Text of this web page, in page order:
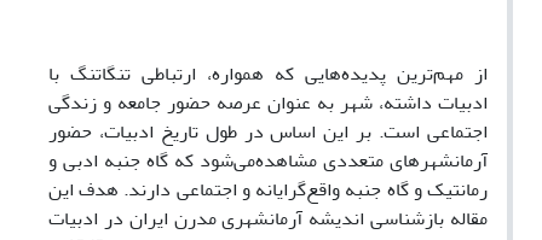
از مهم‌ترین پدیده‌هایی که همواره، ارتباطی تنگاتنگ با
ادبیات داشته، شهر به عنوان عرصه حضور جامعه و زندگی
اجتماعی است. بر این اساس در طول تاریخ ادبیات، حضور
آرمانشهرهای متعددی مشاهده‌می‌شود که گاه جنبه ادبی و
رمانتیک و گاه جنبه واقع‌گرایانه و اجتماعی دارند. هدف این
مقاله بازشناسی اندیشه آرمانشهری مدرن ایران در ادبیات